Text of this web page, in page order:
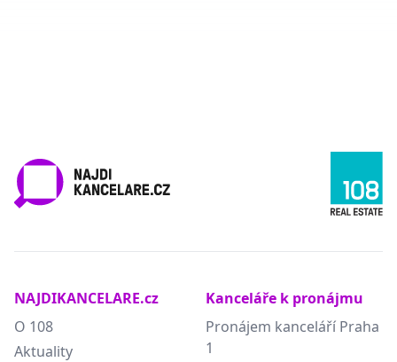
NAJDIKANCELARE.cz
O 108
Aktuality
Kanceláře k pronájmu
Pronájem kanceláří Praha
1